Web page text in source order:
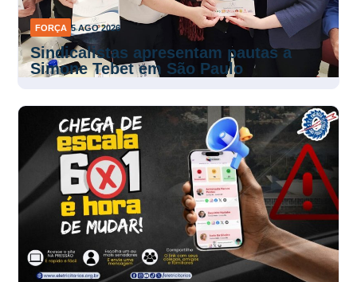
FORÇA 5 AGO 2026
Sindicalistas apresentam pautas a
Simone Tebet em São Paulo